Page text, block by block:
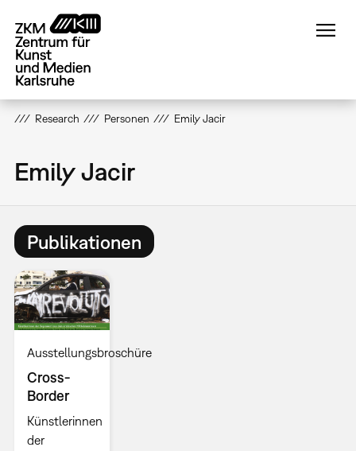
zum
Inhalt
Research Personen Emily Jacir
Emily Jacir
Publikationen
Ausstellungsbroschüre
Cross-
Border
Künstlerinnen
der